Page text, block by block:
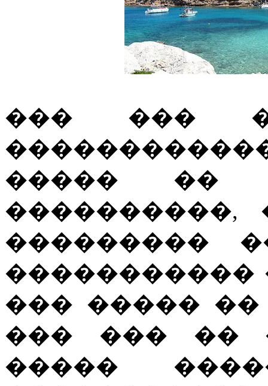
��� ���
����� ��
����������,
���������
�����������
��� �����
��� ��� ��
�����